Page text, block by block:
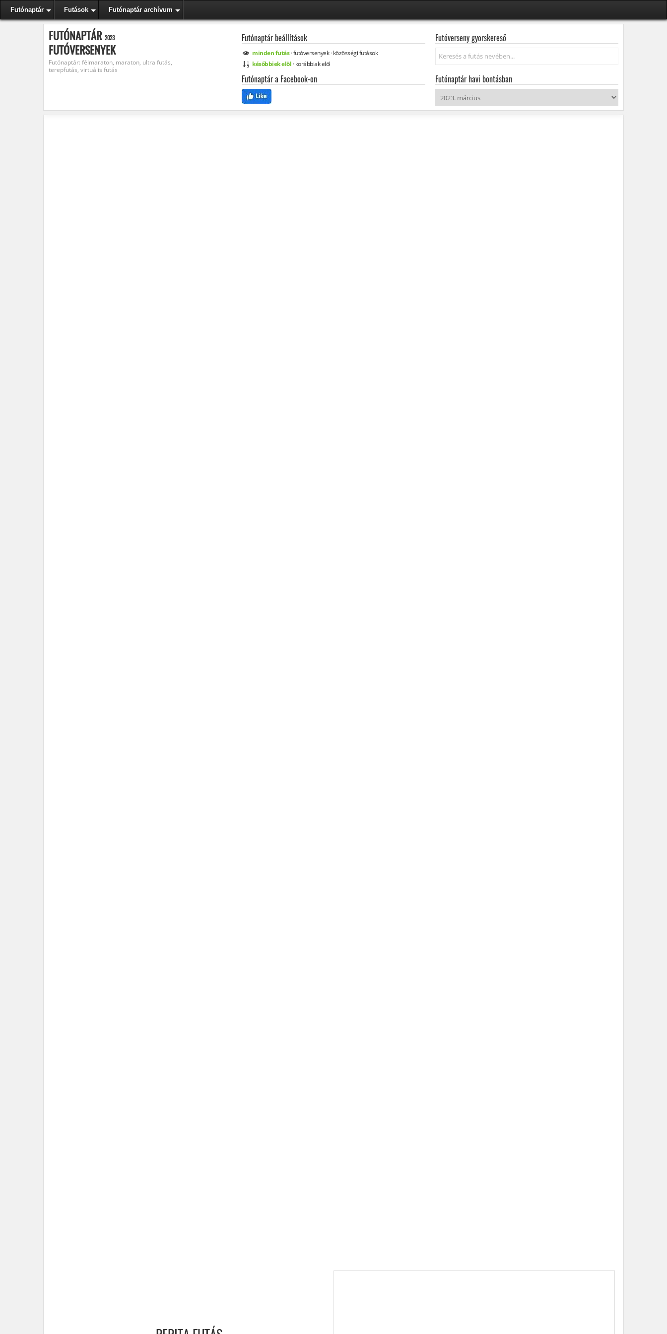
Futónaptár Futások Futónaptár archívum
FUTÓNAPTÁR 2023
FUTÓVERSENYEK
Futónaptár: félmaraton, maraton, ultra futás,
terepfutás, virtuális futás
Futónaptár beállítások
mindenfutás·futóversenyek·közösségifutások
későbbiek elöl ·korábbiak elöl
Futónaptár a Facebook-on
Futóverseny gyorskereső
Keresés...
Futónaptár havi bontásban